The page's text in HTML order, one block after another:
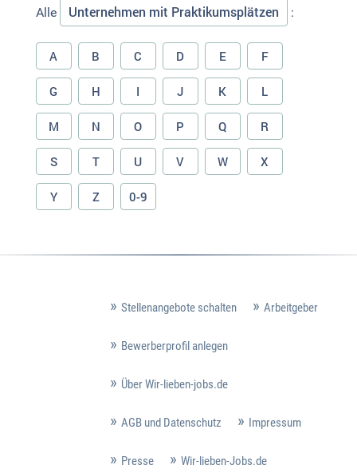
Alle Unternehmen mit Praktikumsplätzen :
A B C D E F
G H I J K L
M N O P Q R
S T U V W X
Y Z 0-9
Stellenangebote schalten Arbeitgeber
Bewerberprofil anlegen
Über Wir-lieben-jobs.de
AGB und Datenschutz Impressum
Presse Wir-lieben-Jobs.de